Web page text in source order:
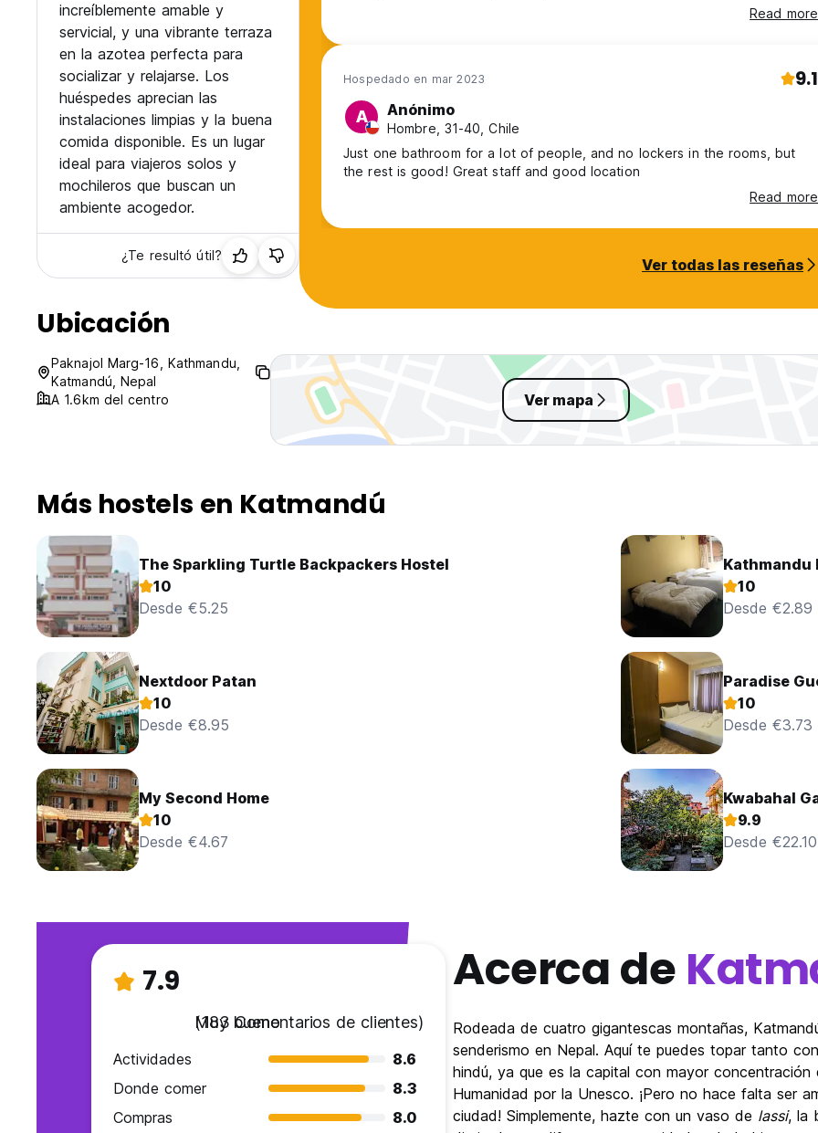
increíblemente amable y
servicial, y una vibrante terraza
en la azotea perfecta para
socializar y relajarse. Los
huéspedes aprecian las
instalaciones limpias y la buena
comida disponible. Es un lugar
ideal para viajeros solos y
mochileros que buscan un
ambiente acogedor.
¿Te resultó útil?
Read more
Hospedado en mar 2023 9.1
A Anónimo
Hombre, 31-40, Chile
Just one bathroom for a lot of people, and no lockers in the rooms, but
the rest is good! Great staff and good location
Read more
Ver todas las reseñas
Ubicación
Paknajol Marg-16, Kathmandu,
Katmandú, Nepal
A 1.6km del centro
Ver mapa
Más hostels en Katmandú
The Sparkling Turtle Backpackers Hostel
10
Desde €5.25
Kathmandu
10
Desde €2.89
Nextdoor Patan
10
Desde €8.95
Paradise
10
Desde €3.73
My Second Home
10
Desde €4.67
Kwabahal
9.9
Desde €22.10
7.9
Muy bueno
(183 Comentarios de clientes)
Actividades
8.6
Donde comer
8.3
Compras
8.0
Acerca de
Rodeada de cuatro gigantescas montañas,
senderismo en Nepal. Aquí te puedes topar tanto
hindú, ya que es la capital con mayor
Humanidad por la Unesco. ¡Pero no hace falta ser
ciudad! Simplemente, hazte con un vaso de lassi, la